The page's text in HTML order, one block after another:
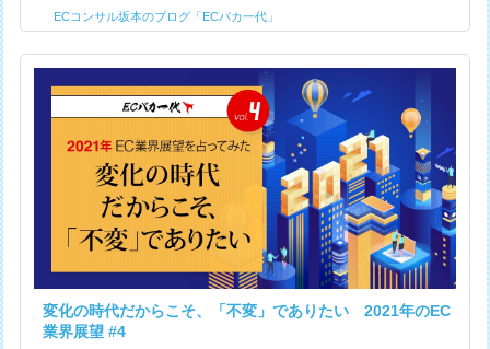
ECコンサル坂本のブログ「ECバカ一代」
変化の時代だからこそ、「不変」でありたい 2021年のEC
業界展望 #4